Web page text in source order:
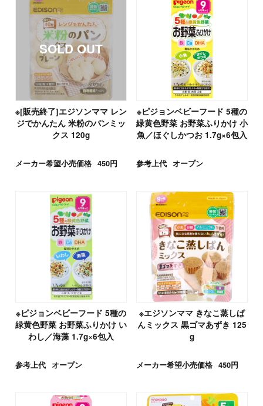
※[販売終了]エジソンママ レン
ジでかんたん 米粉のパンミッ
クス 120g
メーカー希望小売価格 450円
※ピジョンベビーフード 5種の
緑黄色野菜 お野菜ふりかけ 小
魚／ほぐしかつお 1.7g×6包入
参考上代 オープン
※ピジョンベビーフード 5種の
緑黄色野菜 お野菜ふりかけ い
わし／海藻 1.7g×6包入
参考上代 オープン
※エジソンママ きなこ蒸しぱ
んミックス 黒ゴマあずき 125
g
メーカー希望小売価格 450円